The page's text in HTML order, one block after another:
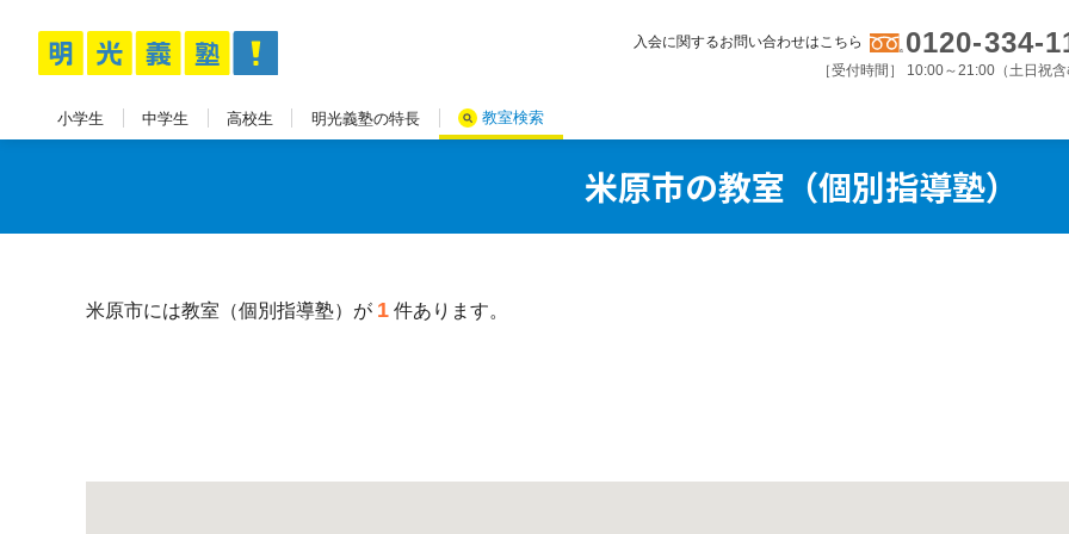
入会に関するお問い合わせはこちら 0120-334-
［受付時間］ 10:00～21:00（土日祝
高校生
中学生
小学生 明光義塾の特長 教室検索
米原市の教室（個別指導塾）
米原市には教室（個別指導塾）が 1件あります。